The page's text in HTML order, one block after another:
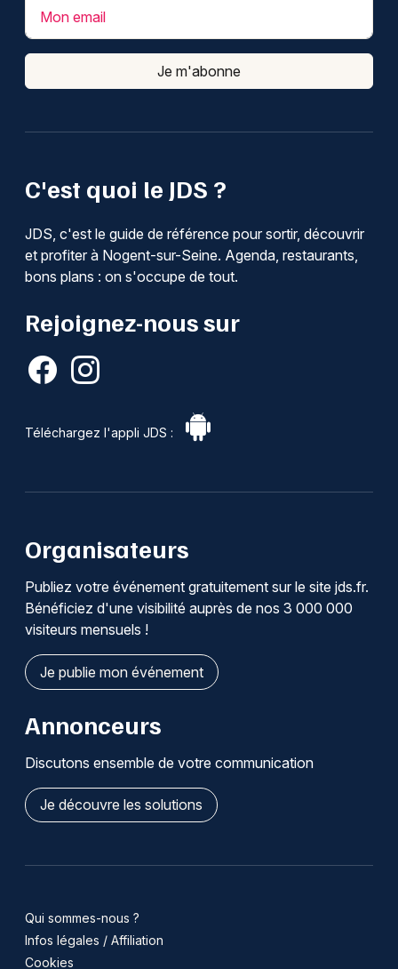
C'est quoi le JDS ?
JDS, c'est le guide de référence pour sortir, découvrir
et profiter à Nogent-sur-Seine. Agenda, restaurants,
bons plans : on s'occupe de tout.
Rejoignez-nous sur
Téléchargez l'appli JDS :
Mon email
Je m'abonne
Organisateurs
Publiez votre événement gratuitement sur le site jds.fr.
Bénéficiez d'une visibilité auprès de nos 3 000 000
visiteurs mensuels !
Je publie mon événement
Annonceurs
Discutons ensemble de votre communication
Je découvre les solutions
Qui sommes-nous ?
Infos légales / Affiliation
Cookies